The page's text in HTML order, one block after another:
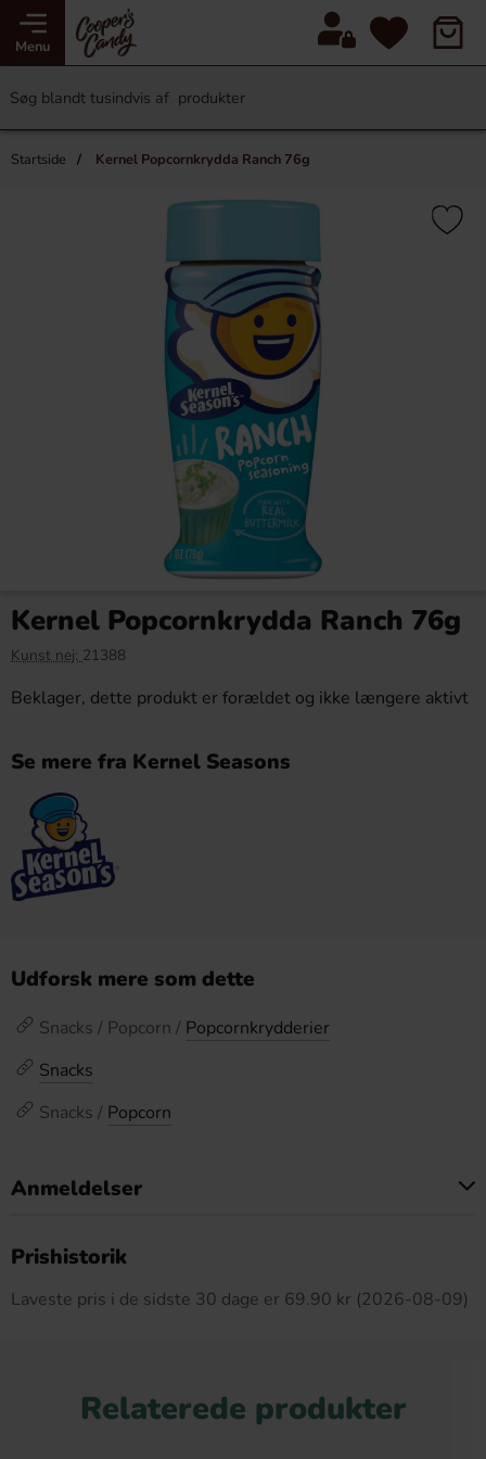
Menu
Startside Kernel Popcornkrydda Ranch 76g
Kernel Popcornkrydda Ranch 76g
Kunst nej: 21388
Beklager, dette produkt er forældet og ikke længere aktivt
Se mere fra Kernel Seasons
Udforsk mere som dette
Snacks / Popcorn / Popcornkrydderier
Snacks
Snacks / Popcorn
Anmeldelser
Prishistorik
Laveste pris i de sidste 30 dage er 69.90 kr (2026-08-09)
Relaterede produkter